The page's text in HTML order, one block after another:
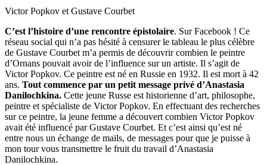
Victor Popkov et Gustave Courbet
C’est l’histoire d’une rencontre épistolaire. Sur Facebook ! Ce
réseau social qui n’a pas hésité à censurer le tableau le plus célèbre
de Gustave Courbet m’a permis de découvrir combien le peintre
d’Ornans pouvait avoir de l’influence sur un artiste. Il s’agit de
Victor Popkov. Ce peintre est né en Russie en 1932. Il est mort à 42
ans. Tout commence par un petit message privé d’Anastasia
Danilochkina. Cette jeune Russe est historienne d’art, philosophe,
peintre et spécialiste de Victor Popkov. En effectuant des recherches
sur ce peintre, la jeune femme a découvert combien Victor Popkov
avait été influencé par Gustave Courbet. Et c’est ainsi qu’est né
entre nous un échange de mails, de messages pour que je puisse à
mon tour vous transmettre le fruit du travail d’Anastasia
Danilochkina.